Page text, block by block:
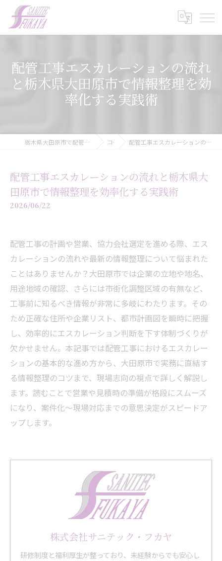
配管工事エスカレーションの流れ
と栃木県大田原市で情報整理を効
率化する実践術
栃木県大田原市で配管工事の求人なら株式会社サニテック・フカヤ コラム 配管工事エスカレーションの流れと栃木県大田原市で情報整理を効率化する実践術
配管工事エスカレーションの流れと栃木県大
田原市で情報整理を効率化する実践術
2026/06/22
配管工事の計画や営業、協力会社選定を進める際、エス
カレーションの流れや最新の情報整理について悩まれた
ことはありませんか？大田原市では企業の立地や地名、
用途地域の確認、さらには市街化調整区域の有無など、
工事前に知るべき情報が非常に多岐にわたります。その
ため正確な住所や企業リスト、都市計画図を瞬時に把握
し、効率的にエスカレーション判断を下す体制づくりが
欠かせません。本記事では配管工事におけるエスカレー
ションの基本的な進め方から、大田原市で実務に直結す
る情報整理のコツまで、現場志向の視点で詳しく解説し
ます。読むことで営業や見積時の準備が格段にスムーズ
になり、案件化～現場対応までの意思決定がスピードア
ップします。
株式会社サニテック・フカヤ
研修制度と福利厚生が整っており、未経験からでも安心し